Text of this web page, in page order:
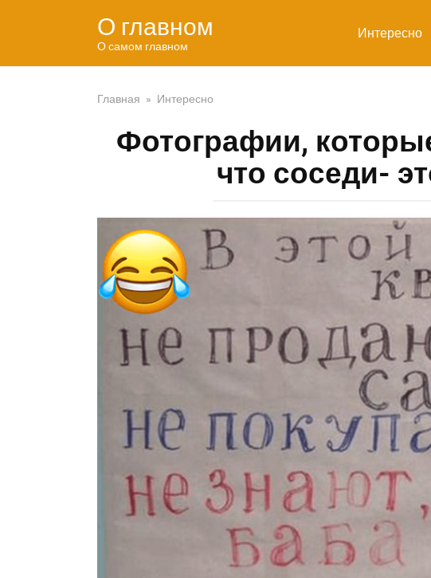
О главном
О самом главном
Интересно
Главная » Интересно
Фотографии,
что соседи-